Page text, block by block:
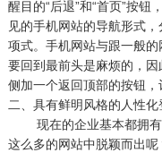
醒目的“后退”和“首页”按
见的手机网站的导航形式
项式。手机网站与跟一般的
要回到最前头是麻烦的，
侧加一个返回顶部的按钮，
二、具有鲜明风格的人性化
现在的企业基本都拥有
这么多的网站中脱颖而出